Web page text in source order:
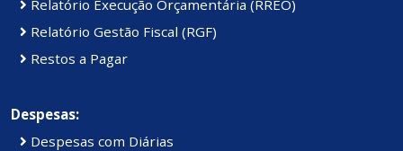
Relatório Execução Orçamentária (RREO)
Relatório Gestão Fiscal (RGF)
Restos a Pagar
Despesas:
Despesas com Diárias